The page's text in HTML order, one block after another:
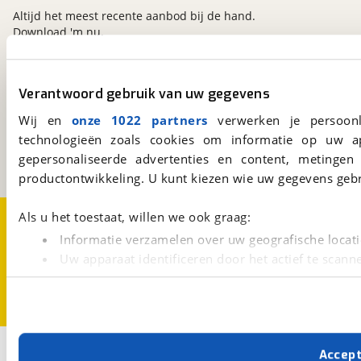
Verantwoord gebruik van uw gegevens
Wij en onze 1022 partners verwerken je
technologieën zoals cookies om informatie op
gepersonaliseerde advertenties en content,
productontwikkeling. U kunt kiezen wie uw gegevens
Als u het toestaat, willen we ook graag:
Informatie verzamelen over uw geografische
Uw apparaat identificeren door het actief te
Lees meer over hoe uw persoonlijke gegevens worden
Met cookies en vergelijkbare technieken zorgen we
viaBOVAG.nl
Kosterijland15
3981 AJ
Bunnik
Een initiatief van
BOVAG
Altijd het meest recente aanbod bij de hand.
Download 'm nu.
Over viaBOVAG.nlDisclaimer- en Privacyverklaring
Cookievoorkeuren